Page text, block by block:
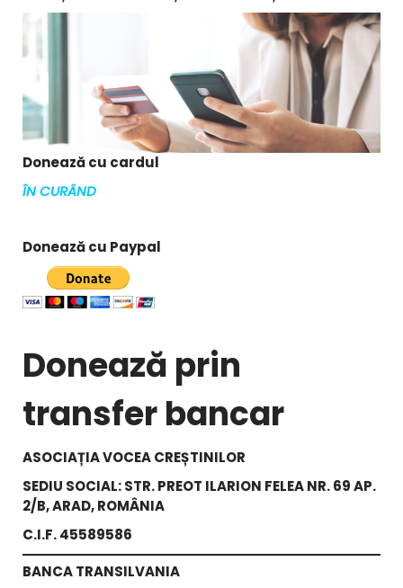
Donează cu cardul
ÎN CURÂND
Donează cu Paypal
Donează prin
transfer bancar
ASOCIAȚIA VOCEA CREȘTINILOR
SEDIU SOCIAL: STR. PREOT ILARION FELEA NR. 69 AP.
2/B, ARAD, ROMÂNIA
C.I.F. 45589586
BANCA TRANSILVANIA